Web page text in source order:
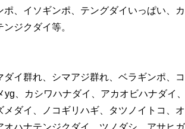
、イソギンポ、テングダイいっぱい、
ジクダイ等。
イ群れ、シマアジ群れ、ベラギンポ、
、カシワハナダイ、アカオビハナダイ
ダイ、ノコギリハギ、タツノイトコ、